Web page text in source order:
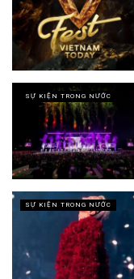
SỰ KIỆN TRONG NƯỚC
SỰ KIỆN TRONG NƯỚC